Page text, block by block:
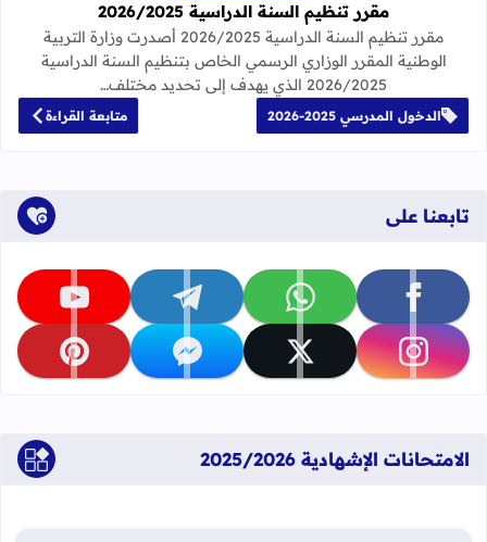
مقرر تنظيم السنة الدراسية 2026/2025
مقرر تنظيم السنة الدراسية 2026/2025 أصدرت وزارة التربية
الوطنية المقرر الوزاري الرسمي الخاص بتنظيم السنة الدراسية
2026/2025 الذي يهدف إلى تحديد مختلف…
الدخول المدرسي 2025-2026 متابعة القراءة
تابعنا على
تابعنا على facebook تابعنا على whatsapp تابعنا على telegram تابعنا على youtube
تابعنا على instagram تابعنا على x تابعنا على messenger تابعنا على pinterest
الامتحانات الإشهادية 2025/2026